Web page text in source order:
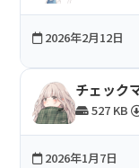
2026年2月12日
チェック
527 KB
2026年1月7日